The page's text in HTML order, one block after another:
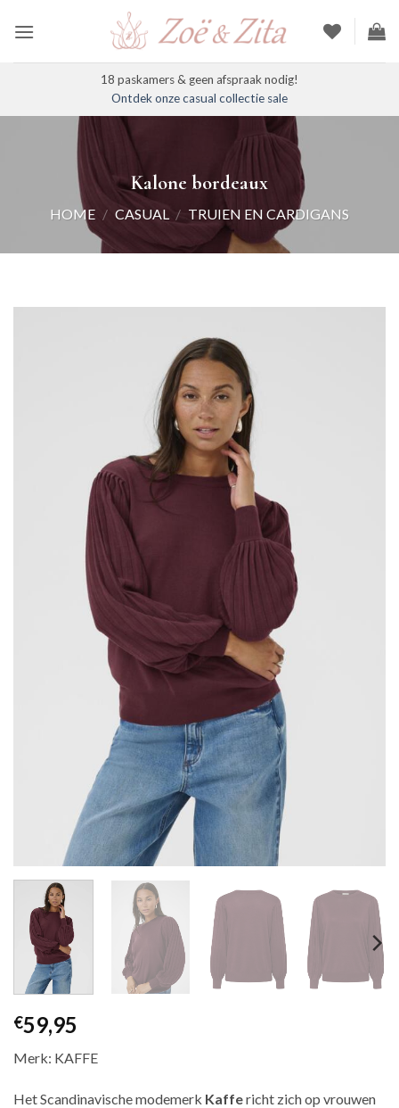
naar
18 paskamers & geen afspraak nodig!
Ontdek onze casual collectie sale
Kalone bordeaux
HOME / CASUAL / TRUIEN EN CARDIGANS
€59,95
Merk: KAFFE
Het Scandinavische modemerk Kaffericht zich op vrouwen